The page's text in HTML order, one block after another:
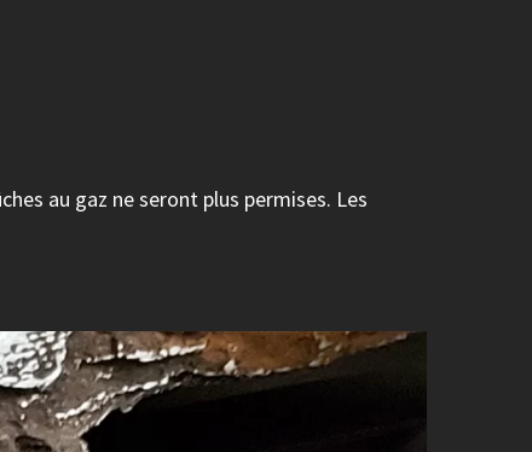
au gaz ne seront plus permises. Les